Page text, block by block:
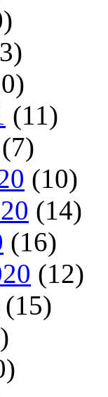
(11)
(7)
(10)
(14)
(16)
(12)
(15)